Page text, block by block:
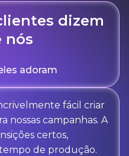
dizem
nós
adoram
fácil criar
nossas campanhas. A
certos,
de produção.